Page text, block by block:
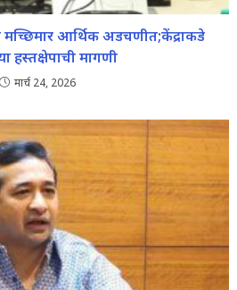
मच्छिमार आर्थिक अडचणीत;केंद्राकडे
हस्तक्षेपाची मागणी
मार्च 24, 2026